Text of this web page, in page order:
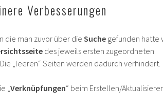
Verbesserungen
die man zuvor über dieSuche gefunden hatte
des jeweils ersten zugeordneten
„leeren“ Seiten werden dadurch verhindert.
„Verknüpfungen“ beim Erstellen/